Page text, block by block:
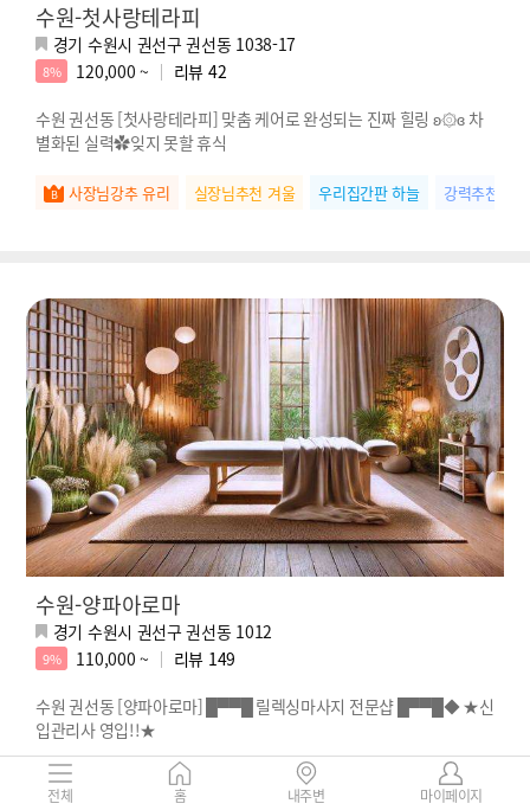
수원-첫사랑테라피
경기 수원시 권선구 권선동 1038-17
8% 120,000 ~ 리뷰 42
수원 권선동 [첫사랑테라피] 맞춤 케어로 완성되는 진짜 힐링 ʚ۞ɞ 차
별화된 실력✿잊지 못할 휴식
사장님강추 유리 실장님추천 겨울 우리집간판 하늘 강력추천 초아
수원-양파아로마
경기 수원시 권선구 권선동 1012
9% 110,000 ~ 리뷰 149
수원 권선동 [양파아로마] █▀▀█ 릴렉싱마사지 전문샵 █▀▀█◆ ★신
입관리사 영입!!★
전체 홈 내주변 마이페이지